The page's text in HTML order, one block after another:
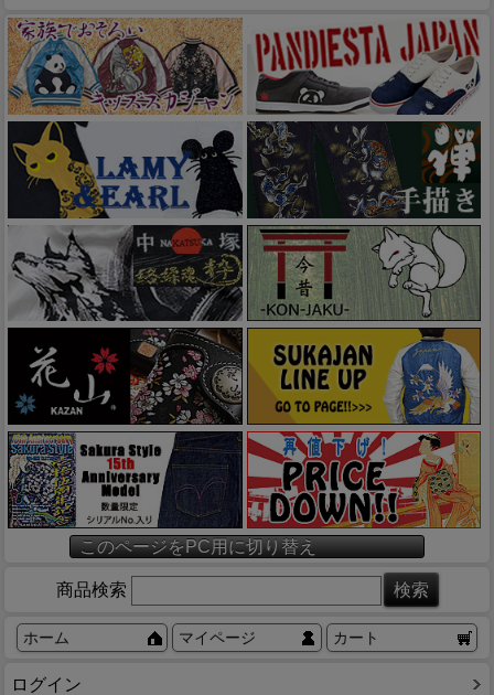
このページをPC用に切り替え
商品検索
ホーム マイページ カート
ログイン